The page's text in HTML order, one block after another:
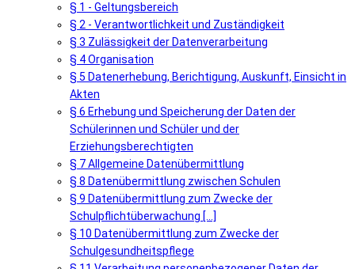
§ 1 - Geltungsbereich
§ 2 - Verantwortlichkeit und Zuständigkeit
§ 3 Zulässigkeit der Datenverarbeitung
§ 4 Organisation
§ 5 Datenerhebung, Berichtigung, Auskunft, Einsicht in
Akten
§ 6 Erhebung und Speicherung der Daten der
Schülerinnen und Schüler und der
Erziehungsberechtigten
§ 7 Allgemeine Datenübermittlung
§ 8 Datenübermittlung zwischen Schulen
§ 9 Datenübermittlung zum Zwecke der
Schulpflichtüberwachung [...]
§ 10 Datenübermittlung zum Zwecke der
Schulgesundheitspflege